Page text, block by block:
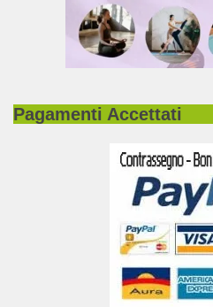
Pagamenti Accettati